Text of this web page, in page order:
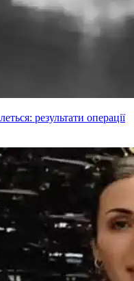
результати операції